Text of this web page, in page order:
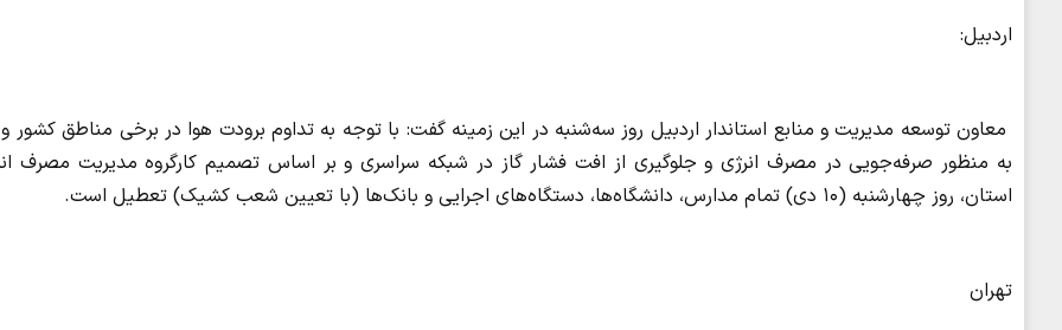
اردبیل:
معاون توسعه مدیریت و منابع استاندار اردبیل روز سه‌شنبه در این زمینه گفت: با توجه به تداوم برودت هوا در برخی مناطق کشور و
به‌ منظور صرفه‌جویی در مصرف انرژی و جلوگیری از افت فشار گاز در شبکه سراسری و بر اساس تصمیم کارگروه مدیریت مصرف
استان، روز چهارشنبه (۱۰ دی) تمام مدارس، دانشگاه‌ها، دستگاه‌های اجرایی و بانک‌ها (با تعیین شعب کشیک) تعطیل است.
تهران